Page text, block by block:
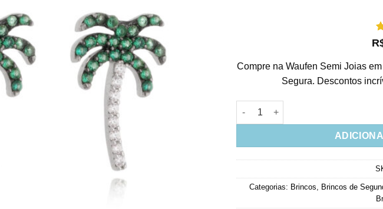
1
Compre na Waufen Semi Joias
Segura. Descontos
Mini Brinco Pequeno de Coqueiro
Categorias: Brincos Brincos de